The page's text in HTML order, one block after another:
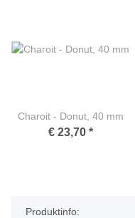
Produktinfo:
Charoit - Donut, 40 mm
€ 23,70 *